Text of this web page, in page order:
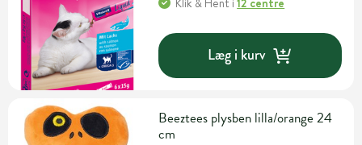
Læg i kurv
Beeztees plysben lilla/orange 24
cm